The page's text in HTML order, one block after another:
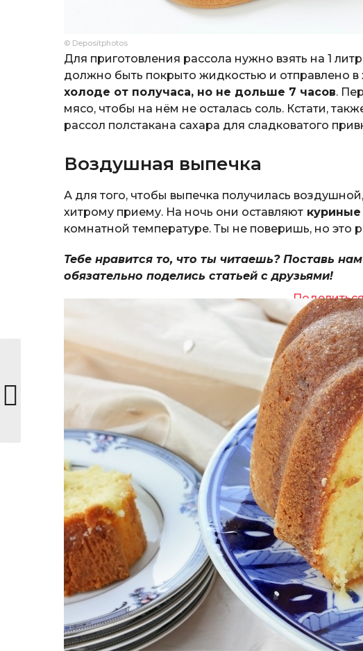
© Depositphotos
Для приготовления рассола нужно взять на 1
должно быть покрыто жидкостью и отправлено в
холоде от получаса, но не дольше 7 часов.
мясо, чтобы на нём не осталась соль. Кстати,
рассол полстакана сахара для сладковатого
Воздушная выпечка
А для того, чтобы выпечка получилась
хитрому приему. На ночь они оставляют
комнатной температуре. Ты не поверишь, но это
Тебе нравится то, что ты читаешь? Поставь
обязательно поделись статьей с друзьями!